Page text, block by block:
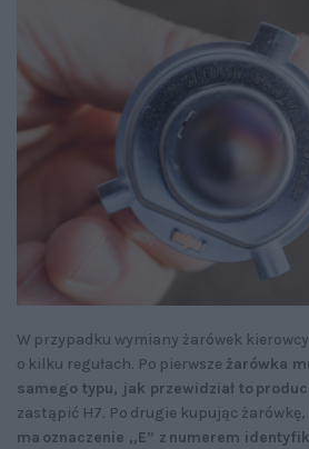
W przypadku wymiany żarówek
o kilku regułach. Po pierwsze żarówka
samego typu, jak przewidział to
zastąpić H7. Po drugie kupując żarówkę,
ma oznaczenie „E” z numerem